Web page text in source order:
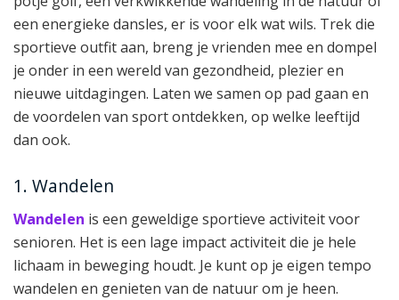
een energieke dansles, er is voor elk wat wils. Trek die
sportieve outfit aan, breng je vrienden mee en dompel
je onder in een wereld van gezondheid, plezier en
nieuwe uitdagingen. Laten we samen op pad gaan en
de voordelen van sport ontdekken, op welke leeftijd
dan ook.
1. Wandelen
Wandelen is een geweldige sportieve activiteit voor
senioren. Het is een lage impact activiteit die je hele
lichaam in beweging houdt. Je kunt op je eigen tempo
wandelen en genieten van de natuur om je heen.